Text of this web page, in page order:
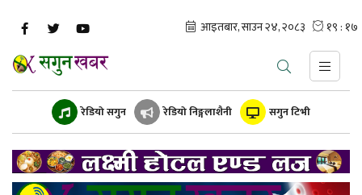
रेडियो सगुन रेडियो निङ्गलाशैनी सगुन टिभी